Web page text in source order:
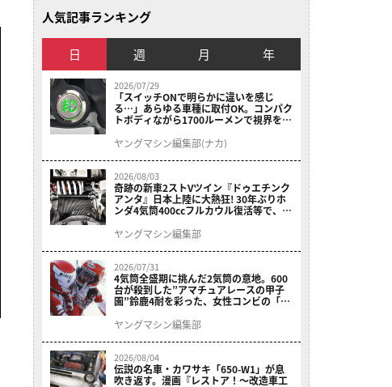
人気記事ランキング
日 週 月 年
2026/07/29
「スイッチONで明らかに違いを感じ
る…」あらゆる車種に取付OK。コンパク
トボディながら1700ルーメンで視界を確
ニット プレシャスレイ スモール］
ヤングマシン編集部(ナカ)
2026/08/03
奇跡の新車2ストVツイン『ドゥエチンク
アンタ』日本上陸に大熱狂! 30年ぶりホ
ンダ4気筒400ccフルカウル復活等で、ロ
ニュース振り返り】
ヤングマシン編集部
2026/07/31
4気筒全盛期に挑んだ2気筒の意地。600
台が殺到した”アマチュアレースの甲子
園”鈴鹿4耐を彩った、女性コンビの「ス
ヤングマシン編集部
2026/08/04
伝説の名車・カワサキ「650-W1」が息
吹き返す。漫画『レストア！～改造車工